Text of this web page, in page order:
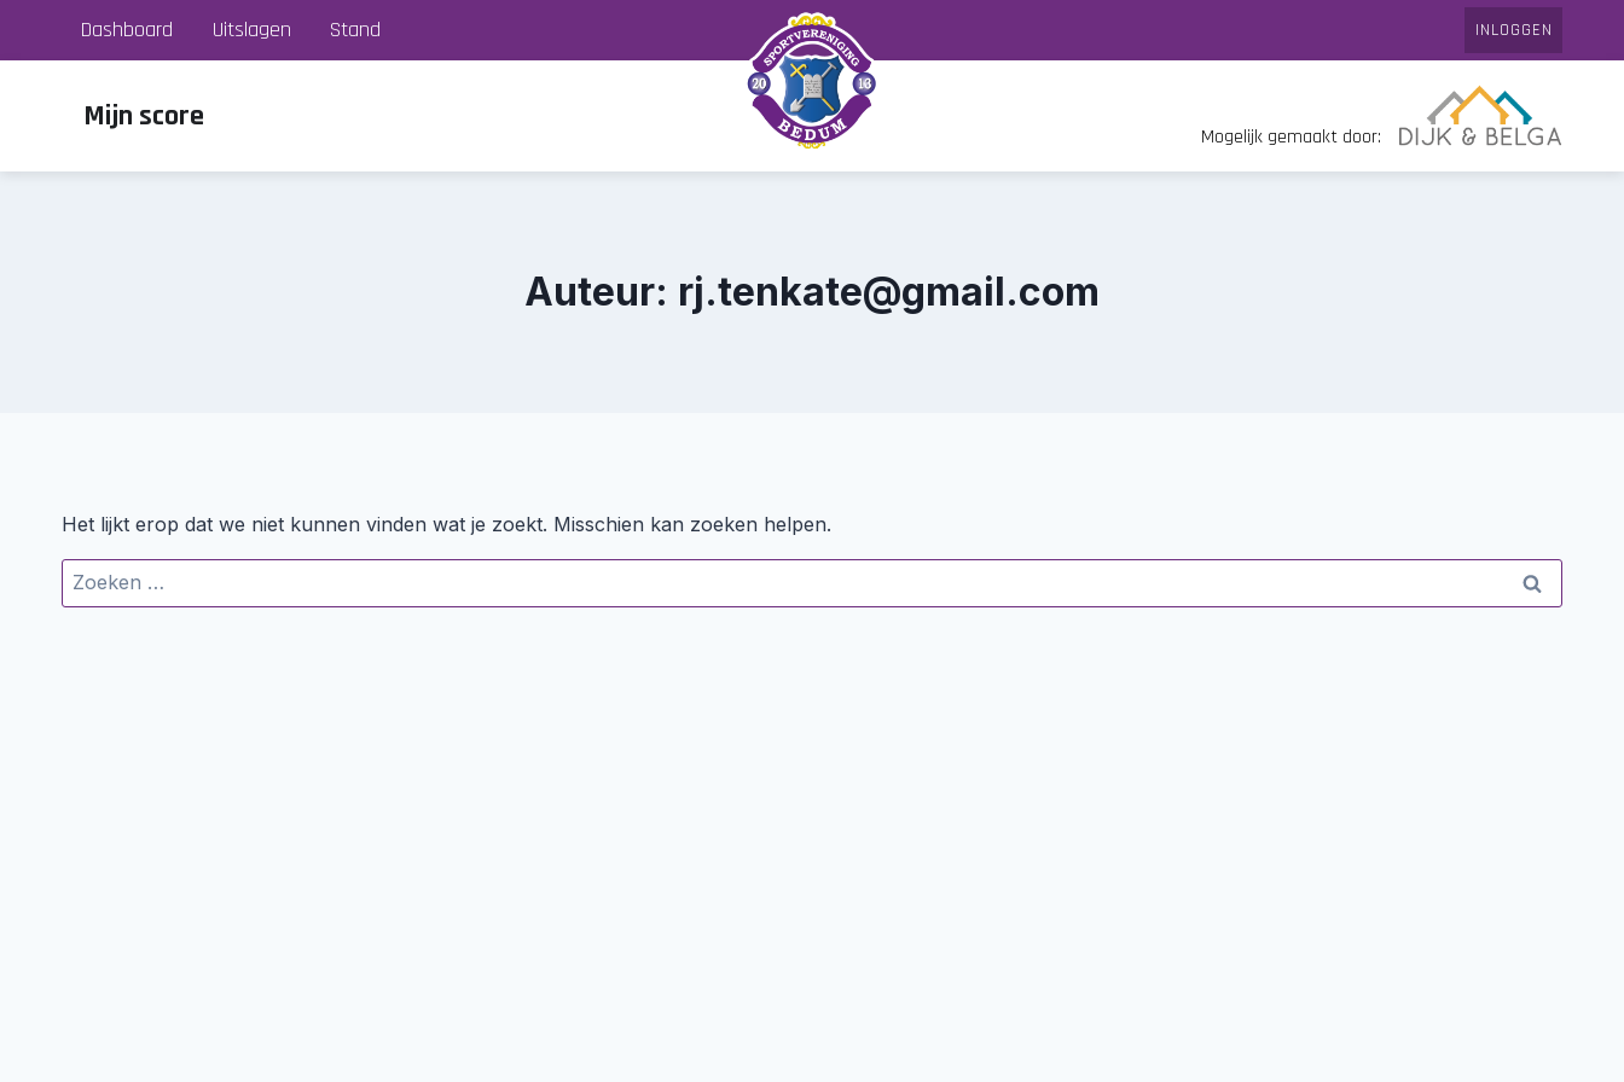
Dashboard Uitslagen Stand INLOGGEN
Mijn score
Mogelijk gemaakt door:
Auteur: rj.tenkate@gmail.com
Het lijkt erop dat we niet kunnen vinden wat je zoekt. Misschien kan zoeken helpen.
Zoeken
naar: